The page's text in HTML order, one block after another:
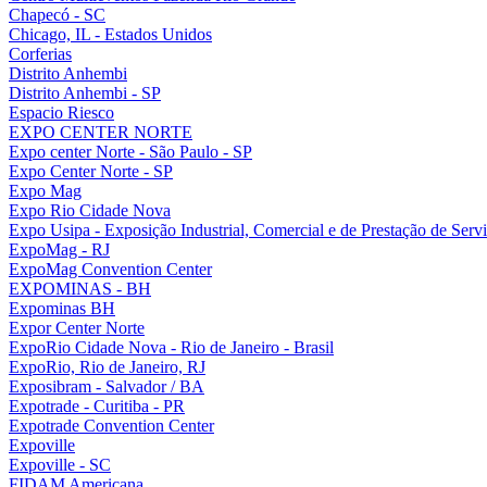
Chapecó - SC
Chicago, IL - Estados Unidos
Corferias
Distrito Anhembi
Distrito Anhembi - SP
Espacio Riesco
EXPO CENTER NORTE
Expo center Norte - São Paulo - SP
Expo Center Norte - SP
Expo Mag
Expo Rio Cidade Nova
Expo Usipa - Exposição Industrial, Comercial e de Prestação de
ExpoMag - RJ
ExpoMag Convention Center
EXPOMINAS - BH
Expominas BH
Expor Center Norte
ExpoRio Cidade Nova - Rio de Janeiro - Brasil
ExpoRio, Rio de Janeiro, RJ
Exposibram - Salvador / BA
Expotrade - Curitiba - PR
Expotrade Convention Center
Expoville
Expoville - SC